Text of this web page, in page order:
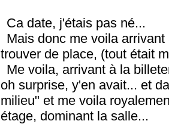
Ca date, j'étais pas né...
Mais donc me voila
trouver de place, (tout était
Me voila, arrivant à la
oh surprise, y'en avait... et
milieu" et me voila
étage, dominant la salle...